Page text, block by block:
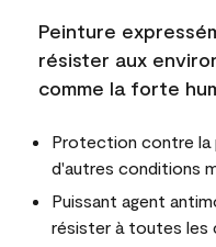
Peinture
résister aux
comme la forte
Protection contre la
d'autres conditions
Puissant agent
résister à toutes les